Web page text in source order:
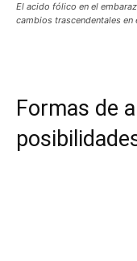
El acido fólico en el
cambios trascendentales
Formas de